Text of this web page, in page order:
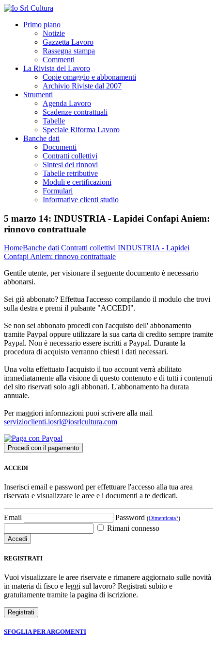
Primo piano
Notizie
Gazzetta Lavoro
Rassegna stampa
Commenti
La Rivista del Lavoro
Copie omaggio e abbonamenti
Archivio Riviste dal 2007
Strumenti
Agenda Lavoro
Scadenze contrattuali
Tabelle
Speciale Riforma Lavoro
Banche dati
Documenti
Contratti collettivi
Sintesi dei rinnovi
Tabelle retributive
Moduli e certificazioni
Formulari
Informative clienti studio
5 marzo 14: INDUSTRIA - Lapidei Confapi Aniem:
rinnovo contrattuale
HomeBanche dati Contratti collettivi INDUSTRIA - Lapidei
Confapi Aniem: rinnovo contrattuale
Gentile utente, per visionare il seguente documento è necessario
abbonarsi.
Sei già abbonato? Effettua l'accesso compilando il modulo che trovi
sulla destra e premi il pulsante "ACCEDI".
Se non sei abbonato procedi con l'acquisto dell' abbonamento
tramite Paypal oppure utilizzare la sua carta di credito sempre tramite
Paypal. Non è necessario essere iscritti a Paypal. Durante la
procedura di acquisto verranno chiesti i dati necessari.
Una volta effettuato l'acquisto il tuo account verrà abilitato
immediatamente alla visione di questo contenuto e di tutti i contenuti
del sito riservati solo agli abbonati. L'abbonamento ha durata
annuale.
Per maggiori informazioni puoi scrivere alla mail
servizioclienti.iosrl@iosrlcultura.com
ACCEDI
Inserisci email e password per effettuare l'accesso alla tua area
riservata e visualizzare le aree e i documenti a te dedicati.
Email Password (Dimenticata?)
Rimani connesso
REGISTRATI
Vuoi visualizzare le aree riservate e rimanere aggiornato sulle novità
in materia di fisco e leggi sul lavoro? Registrati subito e
gratuitamente tramite la pagina di iscrizione.
SFOGLIA PER ARGOMENTI